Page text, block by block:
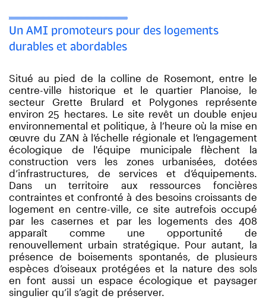
Un AMI promoteurs pour des logements
durables et abordables
Situé au pied de la colline de Rosemont, entre le
centre-ville historique et le quartier Planoise, le
secteur Grette Brulard et Polygones représente
environ 25 hectares. Le site revêt un double enjeu
environnemental et politique, à l’heure où la mise en
œuvre du ZAN à l’échelle régionale et l’engagement
écologique de l'équipe municipale flèchent la
construction vers les zones urbanisées, dotées
d’infrastructures, de services et d’équipements.
Dans un territoire aux ressources foncières
contraintes et confronté à des besoins croissants de
logement en centre-ville, ce site autrefois occupé
par les casernes et par les logements des 408
apparaît comme une opportunité de
renouvellement urbain stratégique. Pour autant, la
présence de boisements spontanés, de plusieurs
espèces d’oiseaux protégées et la nature des sols
en font aussi un espace écologique et paysager
singulier qu’il s’agit de préserver.